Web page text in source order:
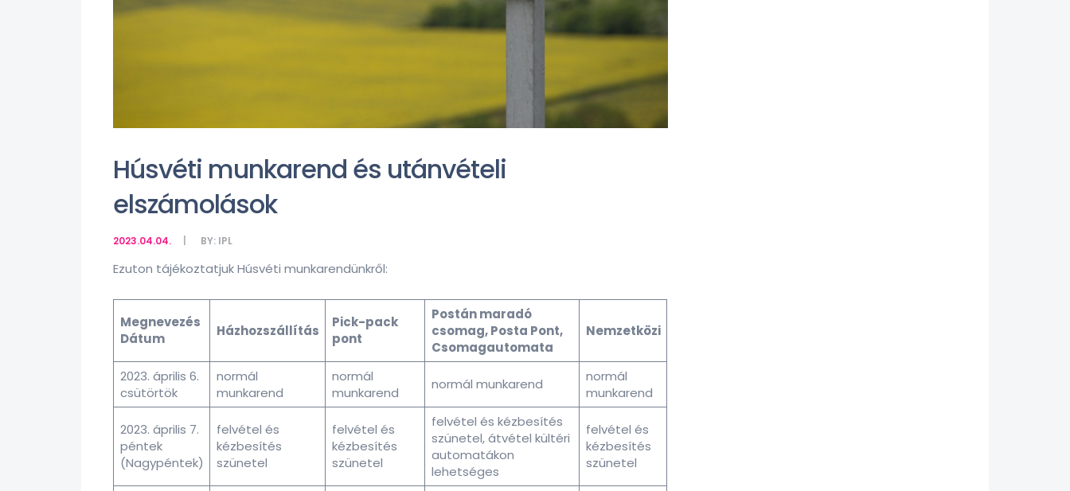
Húsvéti munkarend és utánvételi
elszámolások
2023.04.04. BY: IPL
Ezuton tájékoztatjuk Húsvéti munkarendünkről:
Megnevezés
Dátum
Házhozszállítás
Pick-pack
pont
Postán maradó
csomag, Posta Pont,
Csomagautomata
Nemzetközi
2023. április 6.
csütörtök
normál
munkarend
normál
munkarend
normál munkarend
normál
munkarend
2023. április 7.
péntek
(Nagypéntek)
felvétel és
kézbesítés
szünetel
felvétel és
kézbesítés
szünetel
felvétel és kézbesítés
szünetel, átvétel kültéri
automatákon
lehetséges
felvétel és
kézbesítés
szünetel